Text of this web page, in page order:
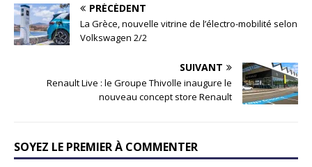
PRÉCÉDENT
La Grèce, nouvelle vitrine de l’électro-mobilité selon
Volkswagen 2/2
SUIVANT
Renault Live : le Groupe Thivolle inaugure le
nouveau concept store Renault
SOYEZ LE PREMIER À COMMENTER